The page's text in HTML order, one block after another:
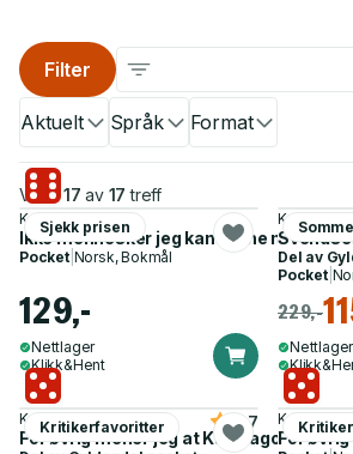
Aktuelt Språk Format
Filter
Viser 17 av 17 treff
Sjekk prisen
Kyrre Andreassen
Ikke mennesker jeg kan regne med -
Pocket| Norsk, Bokmål
129,-
Nettlager
Klikk&Hent
Kyrre
Del av
Pocket|
229,-
Nettlager
Kritikerfavoritter
Kyrre Andreassen
For øvrig mener jeg at Karthago bør
4.7 Kyrre
For